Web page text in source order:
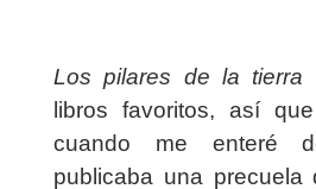
Los pilares de la tierra
libros favoritos, así
cuando me enteré
publicaba una precuela